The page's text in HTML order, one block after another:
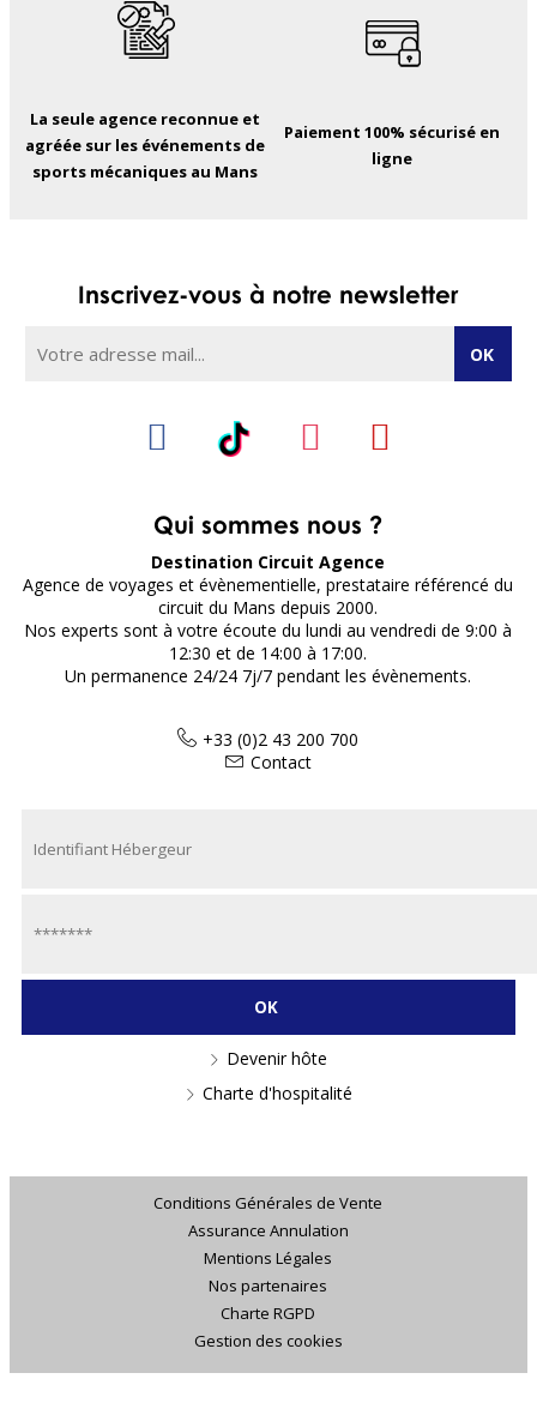
La seule agence reconnue et
agréée sur les événements de
sports mécaniques au Mans
Paiement 100% sécurisé en
ligne
Qui sommes nous ?
Destination Circuit Agence
Agence de voyages et évènementielle, prestataire référencé du
circuit du Mans depuis 2000.
Nos experts sont à votre écoute du lundi au vendredi de 9:00 à
12:30 et de 14:00 à 17:00.
Un permanence 24/24 7j/7 pendant les évènements.
+33 (0)2 43 200 700
Contact
Inscrivez-vous à notre newsletter
Devenir hôte
Charte d'hospitalité
Conditions Générales de Vente
Assurance Annulation
Mentions Légales
Nos partenaires
Charte RGPD
Gestion des cookies